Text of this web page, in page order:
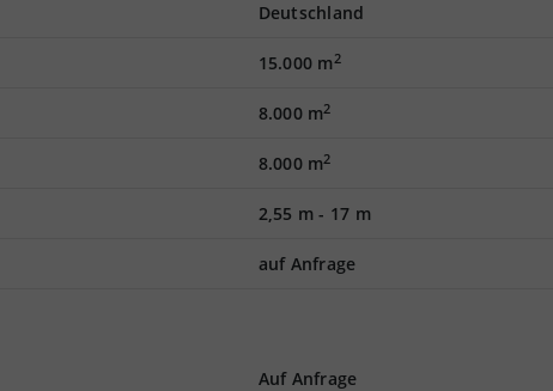
Deutschland
15.000 m2
8.000 m2
8.000 m2
2,55 m- 17 m
auf Anfrage
Auf Anfrage